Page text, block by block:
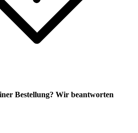
Bestellung? Wir beantworten